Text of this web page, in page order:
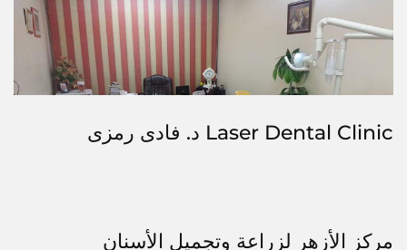
Laser Dental Clinic د. فادى رمزى
مركز الأزهر لزراعة وتجميل الأسنان